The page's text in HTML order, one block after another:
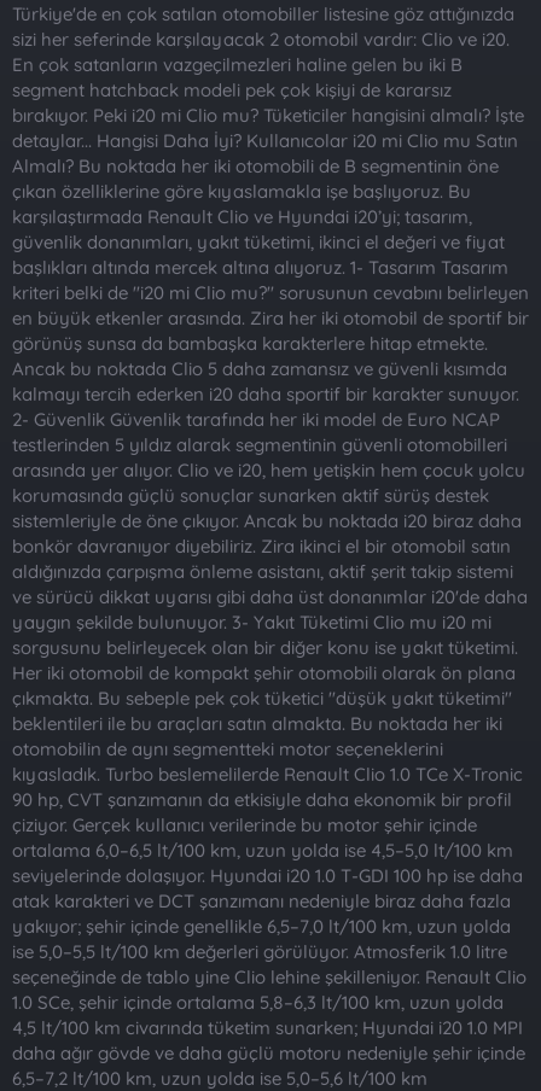
ş
l
a
n
t
a
r
h
i
Türkiye'de en çok satılan otomobiller listesine göz attığınızda
sizi her seferinde karşılayacak 2 otomobil vardır: Clio ve i20.
En çok satanların vazgeçilmezleri haline gelen bu iki B
segment hatchback modeli pek çok kişiyi de kararsız
bırakıyor. Peki i20 mi Clio mu? Tüketiciler hangisini almalı? İşte
detaylar... Hangisi Daha İyi? Kullanıcolar i20 mi Clio mu Satın
Almalı? Bu noktada her iki otomobili de B segmentinin öne
çıkan özelliklerine göre kıyaslamakla işe başlıyoruz. Bu
karşılaştırmada Renault Clio ve Hyundai i20’yi; tasarım,
güvenlik donanımları, yakıt tüketimi, ikinci el değeri ve fiyat
başlıkları altında mercek altına alıyoruz. 1- Tasarım Tasarım
kriteri belki de "i20 mi Clio mu?" sorusunun cevabını belirleyen
en büyük etkenler arasında. Zira her iki otomobil de sportif bir
görünüş sunsa da bambaşka karakterlere hitap etmekte.
Ancak bu noktada Clio 5 daha zamansız ve güvenli kısımda
kalmayı tercih ederken i20 daha sportif bir karakter sunuyor.
2- Güvenlik Güvenlik tarafında her iki model de Euro NCAP
testlerinden 5 yıldız alarak segmentinin güvenli otomobilleri
arasında yer alıyor. Clio ve i20, hem yetişkin hem çocuk yolcu
korumasında güçlü sonuçlar sunarken aktif sürüş destek
sistemleriyle de öne çıkıyor. Ancak bu noktada i20 biraz daha
bonkör davranıyor diyebiliriz. Zira ikinci el bir otomobil satın
aldığınızda çarpışma önleme asistanı, aktif şerit takip sistemi
ve sürücü dikkat uyarısı gibi daha üst donanımlar i20'de daha
yaygın şekilde bulunuyor. 3- Yakıt Tüketimi Clio mu i20 mi
sorgusunu belirleyecek olan bir diğer konu ise yakıt tüketimi.
Her iki otomobil de kompakt şehir otomobili olarak ön plana
çıkmakta. Bu sebeple pek çok tüketici "düşük yakıt tüketimi"
beklentileri ile bu araçları satın almakta. Bu noktada her iki
otomobilin de aynı segmentteki motor seçeneklerini
kıyasladık. Turbo beslemelilerde Renault Clio 1.0 TCe X-Tronic
90 hp, CVT şanzımanın da etkisiyle daha ekonomik bir profil
çiziyor. Gerçek kullanıcı verilerinde bu motor şehir içinde
ortalama 6,0–6,5 lt/100 km, uzun yolda ise 4,5–5,0 lt/100 km
seviyelerinde dolaşıyor. Hyundai i20 1.0 T-GDI 100 hp ise daha
atak karakteri ve DCT şanzımanı nedeniyle biraz daha fazla
yakıyor; şehir içinde genellikle 6,5–7,0 lt/100 km, uzun yolda
ise 5,0–5,5 lt/100 km değerleri görülüyor. Atmosferik 1.0 litre
seçeneğinde de tablo yine Clio lehine şekilleniyor. Renault Clio
1.0 SCe, şehir içinde ortalama 5,8–6,3 lt/100 km, uzun yolda
4,5 lt/100 km civarında tüketim sunarken; Hyundai i20 1.0 MPI
daha ağır gövde ve daha güçlü motoru nedeniyle şehir içinde
6,5–7,2 lt/100 km, uzun yolda ise 5,0–5,6 lt/100 km